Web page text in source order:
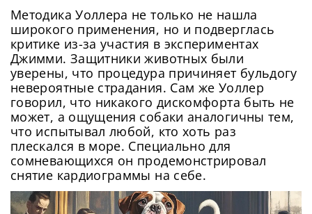
Методика Уоллера не только не нашла
широкого применения, но и подверглась
критике из-за участия в экспериментах
Джимми. Защитники животных были
уверены, что процедура причиняет бульдогу
невероятные страдания. Сам же Уоллер
говорил, что никакого дискомфорта быть не
может, а ощущения собаки аналогичны тем,
что испытывал любой, кто хоть раз
плескался в море. Специально для
сомневающихся он продемонстрировал
снятие кардиограммы на себе.